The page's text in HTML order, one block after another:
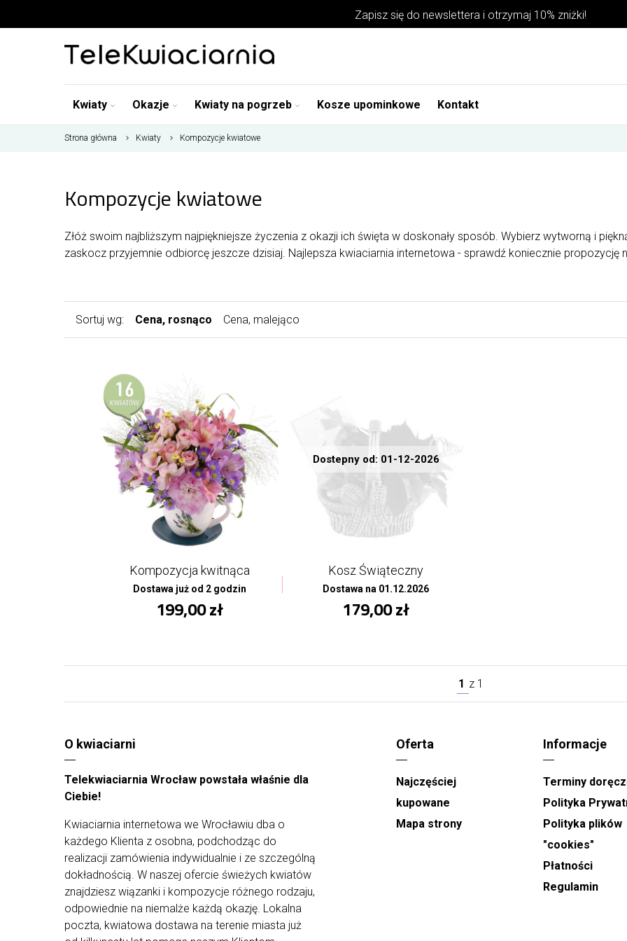
Zapisz się do newslettera i otrzymaj 10% zniżki!
Kwiaty Okazje Kwiaty na pogrzeb Kosze upominkowe Kontakt
Strona główna Kwiaty Kompozycje kwiatowe
Kompozycje kwiatowe
Złóż swoim najbliższym najpiękniejsze życzenia z okazji ich święta w doskonały sposób. Wybierz wytworną i
zaskocz przyjemnie odbiorcę jeszcze dzisiaj. Najlepsza kwiaciarnia internetowa - sprawdź koniecznie propozycję
Sortuj wg: Cena, rosnąco Cena, malejąco
Kompozycja kwitnąca
Dostawa już od 2 godzin
199,00 zł
Dostepny od: 01-12-2026
Kosz Świąteczny
Dostawa na 01.12.2026
179,00 zł
1 z 1
O kwiaciarni
Telekwiaciarnia Wrocław powstała właśnie dla
Ciebie!
Kwiaciarnia internetowa we Wrocławiu dba o
każdego Klienta z osobna, podchodząc do
realizacji zamówienia indywidualnie i ze szczególną
dokładnością. W naszej ofercie świeżych kwiatów
znajdziesz wiązanki i kompozycje różnego rodzaju,
odpowiednie na niemalże każdą okazję. Lokalna
poczta, kwiatowa dostawa na terenie miasta już
Oferta
Najczęściej
kupowane
Mapa strony
Informacje
Terminy
Polityka
Polityka plików
"cookies"
Płatności
Regulamin